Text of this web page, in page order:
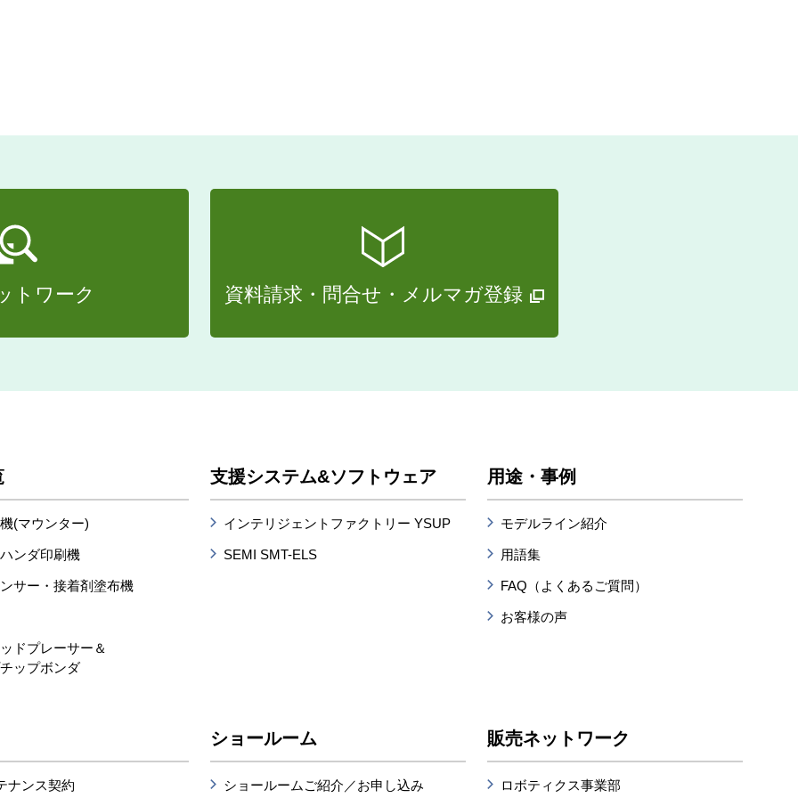
トワーク 資料請求・問合せ・メルマガ登録
(マウンター)
ンダ印刷機
サー・接着剤塗布機
ドプレーサー＆
ップボンダ
支援システム&ソフトウェア
インテリジェントファクトリー YSUP
SEMI SMT-ELS
用途・事例
モデルライン紹介
用語集
FAQ（よくあるご質問）
お客様の声
ナンス契約
ショールーム
ショールームご紹介／お申し込み
販売ネットワーク
ロボティクス事業部